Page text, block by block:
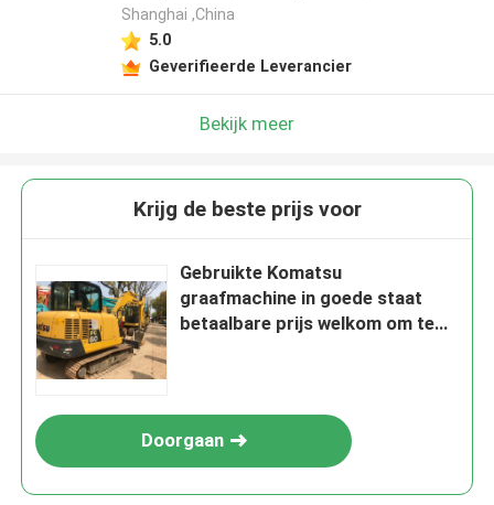
Shanghai ,China
5.0
Geverifieerde Leverancier
Bekijk meer
Krijg de beste prijs voor
Gebruikte Komatsu
graafmachine in goede staat
betaalbare prijs welkom om te
Doorgaan